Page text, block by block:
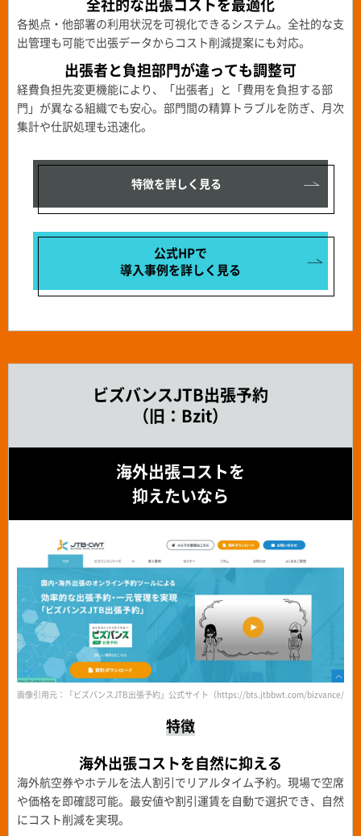
各拠点・他部署の利用状況を可視化できるシステム。全社的な支
出管理も可能で出張データからコスト削減提案にも対応。
出張者と負担部門が違っても調整可
経費負担先変更機能により、「出張者」と「費用を負担する部
門」が異なる組織でも安心。部門間の精算トラブルを防ぎ、月次
集計や仕訳処理も迅速化。
特徴を詳しく見る
公式HPで
導入事例を詳しく見る
ビズバンスJTB出張予約
（旧：Bzit）
海外出張コストを
抑えたいなら
画像引用元：「ビズバンスJTB出張予約」公式サイト（https://bts.jtbbwt.com/bizvance/
特徴
海外出張コストを自然に抑える
海外航空券やホテルを法人割引でリアルタイム予約。現場で空席
や価格を即確認可能。最安値や割引運賃を自動で選択でき、自然
にコスト削減を実現。